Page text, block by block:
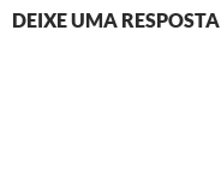
DEIXE UMA RESPOSTA